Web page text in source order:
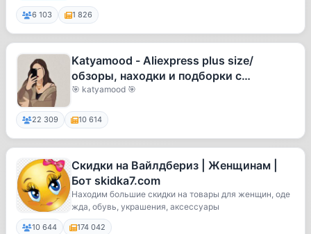
6 103 1 826
Katyamood - Aliexpress plus size/
обзоры, находки и подборки с
алиэкспресса.
🎯 katyamood 🎯
22 309 10 614
Скидки на Вайлдбериз | Женщинам |
Бот skidka7.com
Находим большие скидки на товары для женщин, оде
жда, обувь, украшения, аксессуары
10 644 174 042